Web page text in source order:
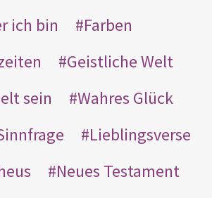
ich bin
Farben
Geistliche Welt
sein
Wahres Glück
Lieblingsverse
Neues Testament